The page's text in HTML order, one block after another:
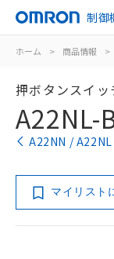
制御
ホーム > 商品情報 >
押ボタンスイッ
A22NL-
A22NN /
マイリスト